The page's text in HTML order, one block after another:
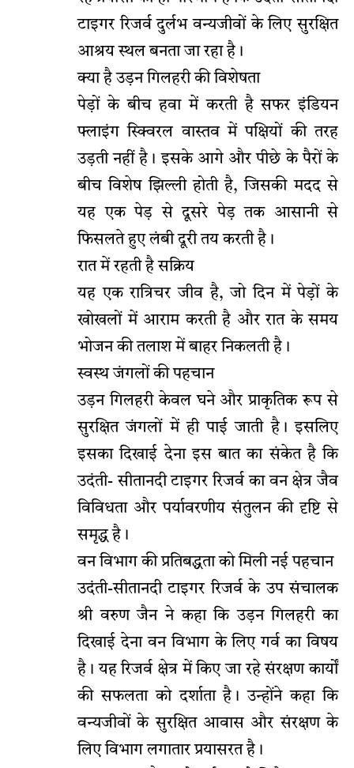
टाइगर रिजर्व दुर्लभ वन्यजीवों के लिए सुरक्षित
आश्रय स्थल बनता जा रहा है।
क्या है उड़न गिलहरी की विशेषता
पेड़ों के बीच हवा में करती है सफर इंडियन
फ्लाइंग स्क्विरल वास्तव में पक्षियों की तरह
उड़ती नहीं है। इसके आगे और पीछे के पैरों के
बीच विशेष झिल्ली होती है, जिसकी मदद से
यह एक पेड़ से दूसरे पेड़ तक आसानी से
फिसलते हुए लंबी दूरी तय करती है।
रात में रहती है सक्रिय
यह एक रात्रिचर जीव है, जो दिन में पेड़ों के
खोखलों में आराम करती है और रात के समय
भोजन की तलाश में बाहर निकलती है।
स्वस्थ जंगलों की पहचान
उड़न गिलहरी केवल घने और प्राकृतिक रूप से
सुरक्षित जंगलों में ही पाई जाती है। इसलिए
इसका दिखाई देना इस बात का संकेत है कि
उदंती- सीतानदी टाइगर रिजर्व का वन क्षेत्र जैव
विविधता और पर्यावरणीय संतुलन की दृष्टि से
समृद्ध है।
वन विभाग की प्रतिबद्धता को मिली नई पहचान
उदंती-सीतानदी टाइगर रिजर्व के उप संचालक
श्री वरुण जैन ने कहा कि उड़न गिलहरी का
दिखाई देना वन विभाग के लिए गर्व का विषय
है। यह रिजर्व क्षेत्र में किए जा रहे संरक्षण कार्यों
की सफलता को दर्शाता है। उन्होंने कहा कि
वन्यजीवों के सुरक्षित आवास और संरक्षण के
लिए विभाग लगातार प्रयासरत है।